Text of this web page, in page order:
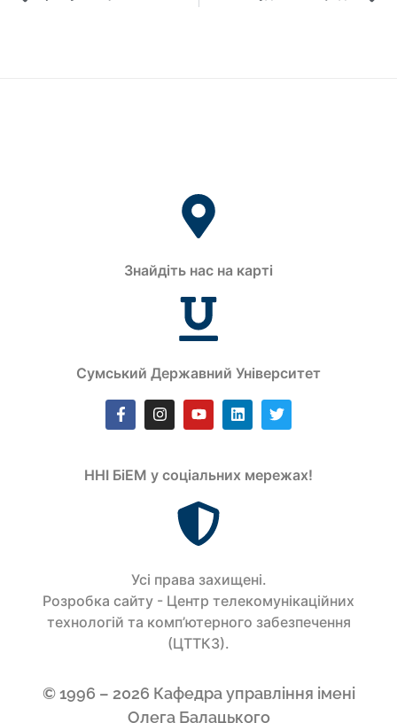
Знайдіть нас на карті
Сумський Державний Університет
ННІ БіЕМ у соціальних мережах!
Усi права захищенi.
Розробка сайту - Центр телекомунікаційних
технологій та комп’ютерного забезпечення
(ЦТТКЗ).
© 1996 – 2026 Кафедра управління імені
Олега Балацького